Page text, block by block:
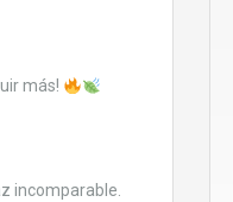
más!
incomparable.